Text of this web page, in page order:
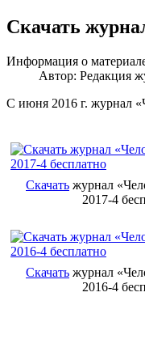
Скачать
Информация о
Автор: Редакция
С июня 2016 г. журнал
Скачать журнал
2017-4
Скачать журнал
2016-4